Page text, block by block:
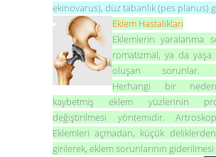
ekinovarus), düz tabanlık (pes planus)
Eklem Hastalıkları
Eklemlerin yaralanma
romatizmal, ya da yaşa
oluşan sorunlar.
Herhangi bir
kaybetmiş eklem yüzlerinin
değiştirilmesi yöntemidir.
Eklemleri açmadan, küçük
girilerek, eklem sorunlarının